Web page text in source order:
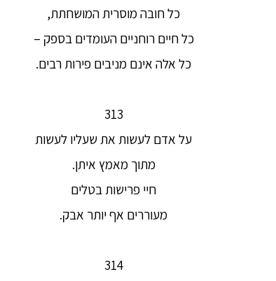
כל חובה מוסרית המושחתת,
כל חיים רוחניים העומדים בספק –
כל אלה אינם מניבים פירות רבים.
313
על אדם לעשות את שעליו לעשות
מתוך מאמץ איתן.
חיי פרישות בטלים
מעוררים אף יותר אבק.
314